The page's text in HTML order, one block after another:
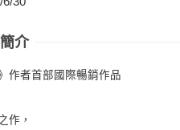
介
作者首部國際暢銷作品
作，